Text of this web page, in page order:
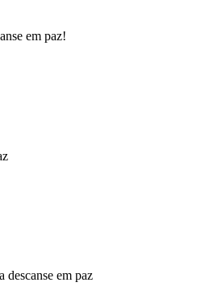
em paz!
descanse em paz